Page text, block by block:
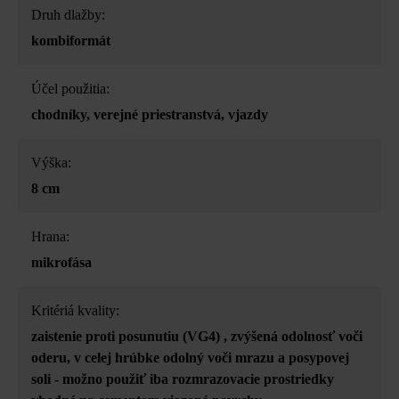
Druh dlažby:
kombiformát
Účel použitia:
chodníky, verejné priestranstvá, vjazdy
Výška:
8 cm
Hrana:
mikrofása
Kritériá kvality:
zaistenie proti posunutiu (VG4) , zvýšená odolnosť voči
oderu, v celej hrúbke odolný voči mrazu a posypovej
soli - možno použiť iba rozmrazovacie prostriedky